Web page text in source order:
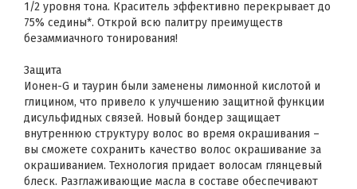
1/2 уровня тона. Краситель эффективно перекрывает до
75% седины*. Открой всю палитру преимуществ
безаммиачного тонирования!
Защита
Ионен-G и таурин были заменены лимонной кислотой и
глицином, что привело к улучшению защитной функции
дисульфидных связей. Новый бондер защищает
внутреннюю структуру волос во время окрашивания –
вы сможете сохранить качество волос окрашивание за
окрашиванием. Технология придает волосам глянцевый
блеск. Разглаживающие масла в составе обеспечивают